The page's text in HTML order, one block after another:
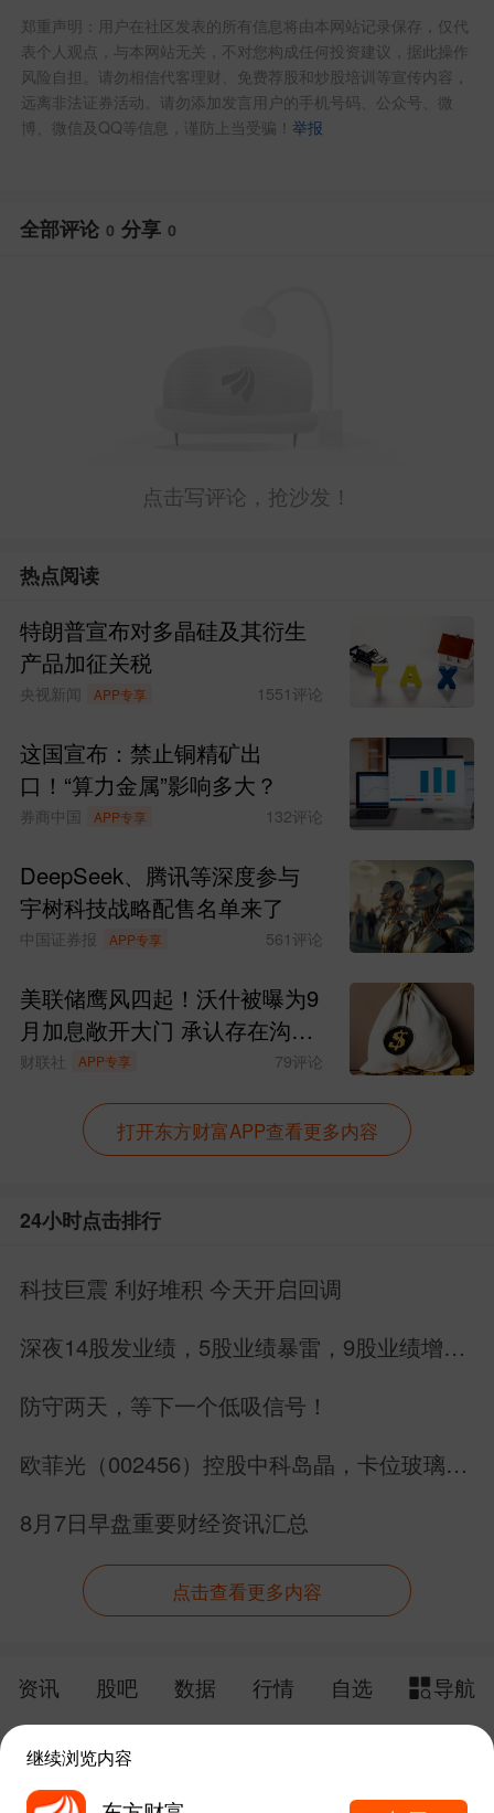
3.5亿美元，交船周期排至2031年。
点评：订单落地稳固本土造船产业产
能，带动钢材、船用设备等上下游产业协
NO.3深圳发布15个政务领域人工智能
务服务、机关办公、城市治理、民生服务
点评：这反映出深圳在打造人工智能
先锋城市的进程中，以场景化推进为抓
手，持续拓展人工智能与政务深度融合的
广度和深度。
NO.4小漠港完成深圳首单滚装国际中
“深圳发布”微信公众号7月8日消息，7
月6日，深圳市深汕特别合作区小漠国际物
流港完成深圳首单滚装国际中转业务。商
船三井（MOL）旗下汽车滚装船，从泰国
驶抵小漠港，卸下661台车辆。这些车辆
当天顺利换装至同属商船三井的另一汽车
滚装船，并同该轮在小漠港新装载的100
一步壮大汽车进出口贸易规模，赋能广东
汽车产业外向发展。
NO.5深交所行情
7月8日，深证成指收报14939.73点，
下跌1.87%。
郑重声明：用户在社区发表的所有信息将由本网站记录保存，仅代
表个人观点，与本网站无关，不对您构成任何投资建议，据此操作
风险自担。请勿相信代客理财、免费荐股和炒股培训等宣传内容，
远离非法证券活动。请勿添加发言用户的手机号码、公众号、微
博、微信及QQ等信息，谨防上当受骗！举报
全部评论 0 分享 0
点击写评论，抢沙发！
热点阅读
特朗普宣布对多晶硅及其衍生
产品加征关税
央视新闻 APP专享 1551评论
这国宣布：禁止铜精矿出
口！“算力金属”影响多大？
券商中国 APP专享 132评论
DeepSeek、腾讯等深度参与
宇树科技战略配售名单来了
中国证券报 APP专享 561评论
美联储鹰风四起！沃什被曝为9
月加息敞开大门 承认存在沟通
失误
财联社 APP专享 79评论
打开东方财富APP查看更多内容
24小时点击排行
科技巨震 利好堆积 今天开启回调
深夜14股发业绩，5股业绩暴雷，9股业绩增
防守两天，等下一个低吸信号！
欧菲光（002456）控股中科岛晶，卡位玻璃基
8月7日早盘重要财经资讯汇总
点击查看更多内容
资讯 股吧 数据 行情 自选
导航
给网站提点意见 下载APP
继续浏览内容